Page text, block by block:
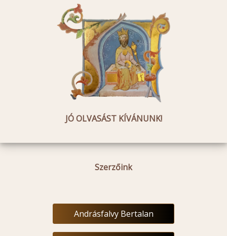
JÓ OLVASÁST KÍVÁNUNK!
Szerzőink
Andrásfalvy Bertalan